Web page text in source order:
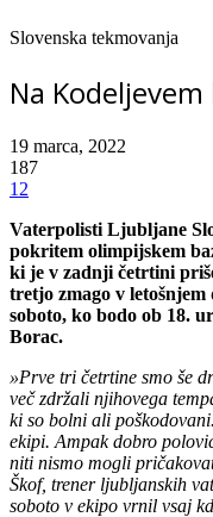
Slovenska tekmovanja
Na
19 marca, 2022
187
12
Vaterpolisti Ljubljane
pokritem olimpijskem
ki je v zadnji četrtini
tretjo zmago v
soboto, ko bodo ob 18.
Borac.
»Prve tri četrtine smo še
več zdržali njihovega
ki so bolni ali
ekipi. Ampak dobro
niti nismo mogli
Škof, trener ljubljanskih
soboto v ekipo vrnil vsaj